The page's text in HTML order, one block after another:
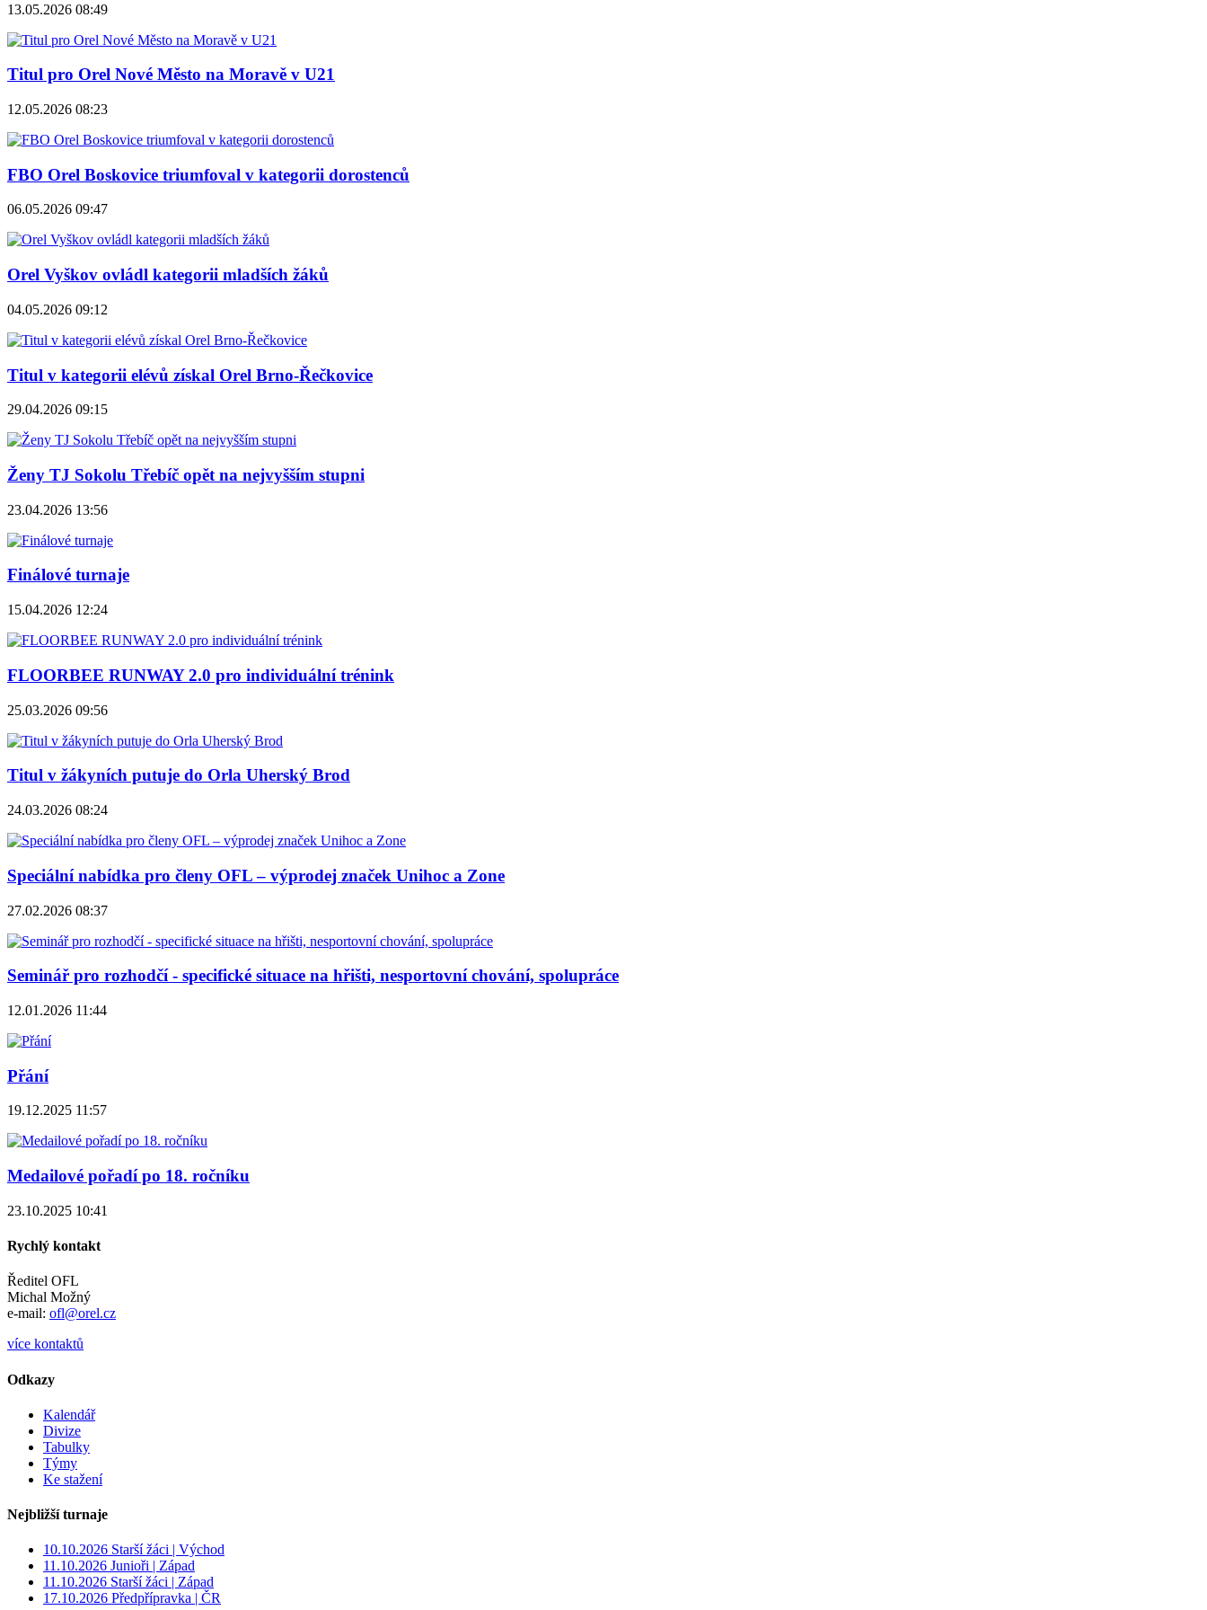
13.05.2026 08:49
Titul pro Orel Nové Město na Moravě v U21
12.05.2026 08:23
FBO Orel Boskovice triumfoval v kategorii dorostenců
06.05.2026 09:47
Orel Vyškov ovládl kategorii mladších žáků
04.05.2026 09:12
Titul v kategorii elévů získal Orel Brno-Řečkovice
29.04.2026 09:15
Ženy TJ Sokolu Třebíč opět na nejvyšším stupni
23.04.2026 13:56
Finálové turnaje
15.04.2026 12:24
FLOORBEE RUNWAY 2.0 pro individuální trénink
25.03.2026 09:56
Titul v žákyních putuje do Orla Uherský Brod
24.03.2026 08:24
Speciální nabídka pro členy OFL – výprodej značek Unihoc a Zone
27.02.2026 08:37
Seminář pro rozhodčí - specifické situace na hřišti, nesportovní chování, spolupráce
12.01.2026 11:44
Přání
19.12.2025 11:57
Medailové pořadí po 18. ročníku
23.10.2025 10:41
Rychlý kontakt
Ředitel OFL
Michal Možný
e-mail: ofl@orel.cz
více kontaktů
Odkazy
Kalendář
Divize
Tabulky
Týmy
Ke stažení
Nejbližší turnaje
10.10.2026 Starší žáci | Východ
11.10.2026 Junioři | Západ
11.10.2026 Starší žáci | Západ
17.10.2026 Předpřípravka | ČR